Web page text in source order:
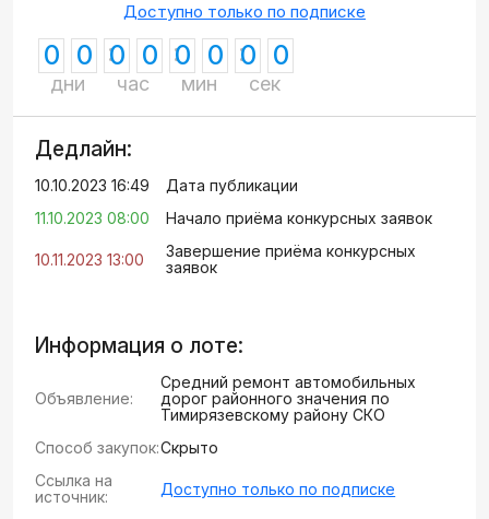
Доступно только по подписке
0 0
дни
0 0
час
0 0
мин
0 0
сек
Дедлайн:
10.10.2023 16:49
Дата публикации
11.10.2023 08:00
Начало приёма конкурсных заявок
10.11.2023 13:00
Завершение приёма конкурсных
заявок
Информация о лоте:
Объявление:
Средний ремонт автомобильных
дорог районного значения по
Тимирязевскому району СКО
Способ закупок:Скрыто
Ссылка на
источник:
Доступно только по подписке